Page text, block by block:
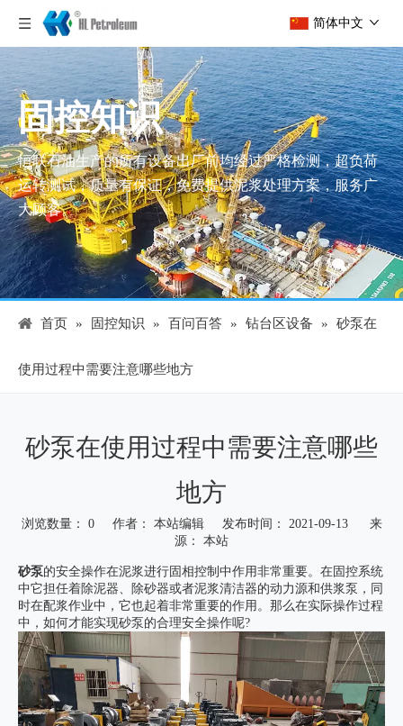
简体中文
固控知识
恒联石油生产的所有设备出厂前均经过严格检测，超负荷
运转测试，质量有保证，免费提供泥浆处理方案，服务广
大顾客。
首页 » 固控知识 » 百问百答 » 钻台区设备 » 砂泵在
使用过程中需要注意哪些地方
砂泵在使用过程中需要注意哪些
地方
浏览数量： 0作者： 本站编辑 发布时间： 2021-09-13 来
源： 本站
["wechat","weibo","qzone","douban","email"]
砂泵的安全操作在泥浆进行固相控制中作用非常重要。在固控系统
中它担任着除泥器、除砂器或者泥浆清洁器的动力源和供浆泵，同
时在配浆作业中，它也起着非常重要的作用。那么在实际操作过程
中，如何才能实现砂泵的合理安全操作呢?